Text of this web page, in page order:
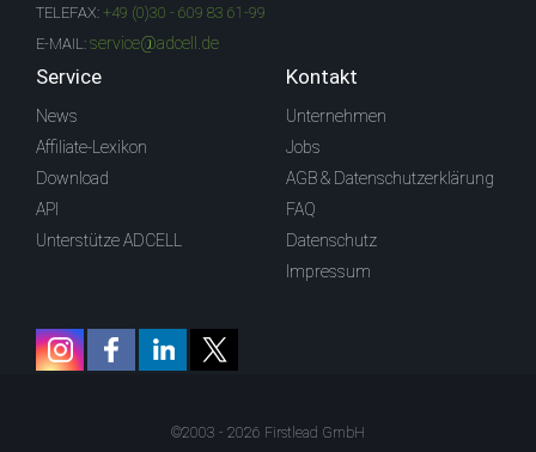
TELEFAX: +49 (0)30 - 609 83 61-99
E-MAIL: service@adcell.de
Service
News
Affiliate-Lexikon
Download
API
Unterstütze ADCELL
Kontakt
Unternehmen
Jobs
AGB & Datenschutzerklärung
FAQ
Datenschutz
Impressum
©2003 - 2026 Firstlead GmbH